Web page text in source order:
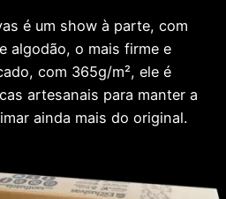
é um show à parte, com
algodão, o mais firme e
com 365g/m², ele é
artesanais para manter a
ainda mais do original.